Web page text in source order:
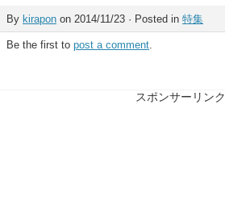
By kirapon on 2014/11/23 · Posted in 特集
Be the first to post a comment.
スポンサーリンク